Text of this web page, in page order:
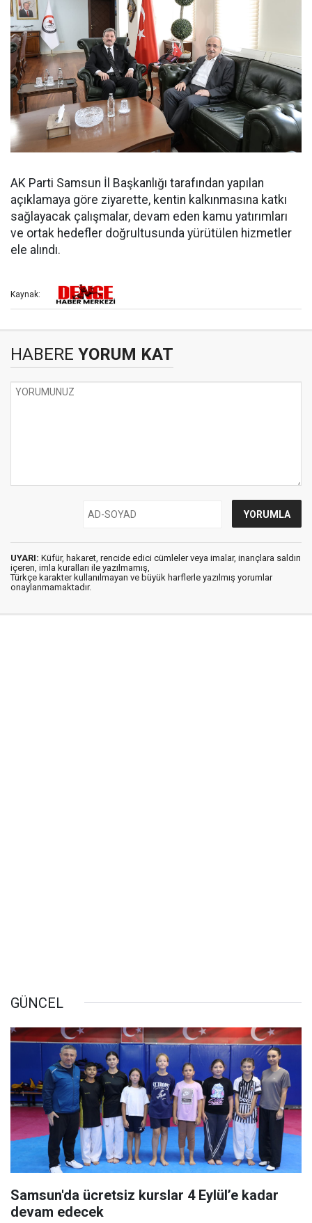
AK Parti Samsun İl Başkanlığı tarafından yapılan
açıklamaya göre ziyarette, kentin kalkınmasına katkı
sağlayacak çalışmalar, devam eden kamu yatırımları
ve ortak hedefler doğrultusunda yürütülen hizmetler
ele alındı.
Kaynak:
HABERE YORUM KAT
UYARI: Küfür, hakaret, rencide edici cümleler veya imalar, inançlara saldırı
içeren, imla kuralları ile yazılmamış,
Türkçe karakter kullanılmayan ve büyük harflerle yazılmış yorumlar
onaylanmamaktadır.
GÜNCEL
Samsun'da ücretsiz kurslar 4 Eylül’e kadar
devam edecek